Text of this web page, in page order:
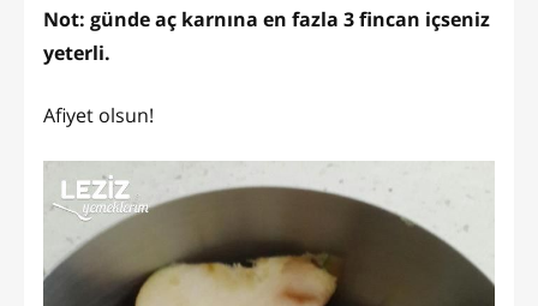
Not: günde aç karnına en fazla 3 fincan içseniz
yeterli.
Afiyet olsun!